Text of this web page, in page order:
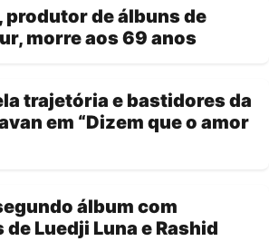
de álbuns de
morre aos 69 anos
trajetória e bastidores da
em “Dizem que o amor
álbum com
Luedji Luna e Rashid